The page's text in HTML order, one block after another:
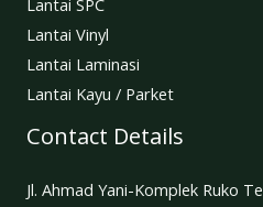
Lantai SPC
Lantai Vinyl
Lantai Laminasi
Lantai Kayu / Parket
Contact Details
Jl. Ahmad Yani-Komplek Ruko